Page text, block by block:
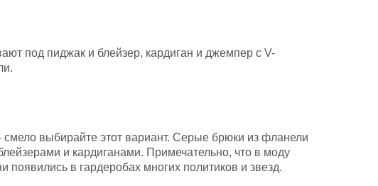
под пиджак и блейзер, кардиган и джемпер с V-
выбирайте этот вариант. Серые брюки из фланели
и кардиганами. Примечательно, что в моду
в гардеробах многих политиков и звезд.